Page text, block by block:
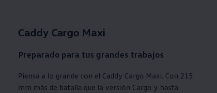
Caddy Cargo Maxi
Preparado para tus grandes trabajos
Piensa a lo grande con el Caddy Cargo Maxi. Con 215
mm más de batalla que la versión Cargo y hasta